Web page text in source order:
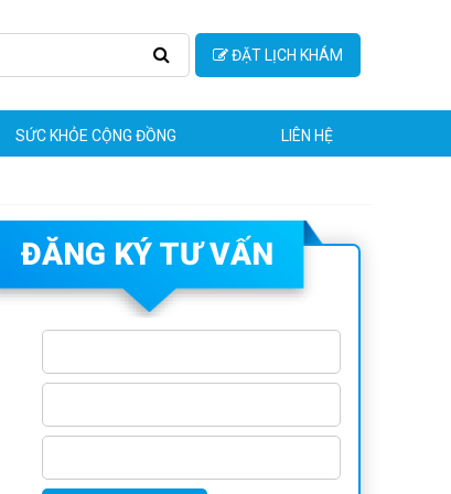
ĐẶT LỊCH KHÁM
SỨC KHỎE CỘNG ĐỒNG LIÊN HỆ
ĐĂNG KÝ TƯ VẤN